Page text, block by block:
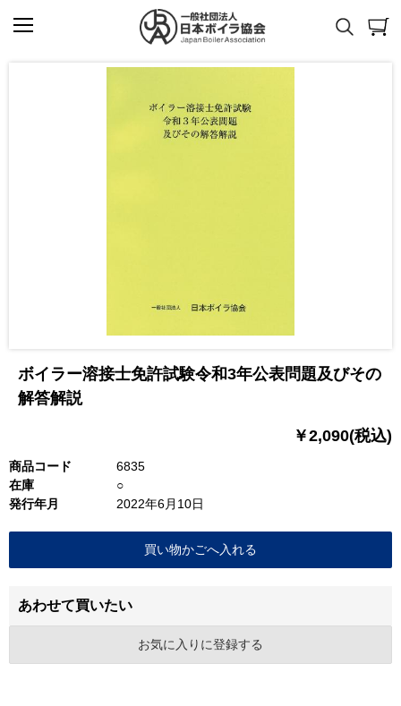
ボイラー溶接士免許試験令和3年公表問題及びその
解答解説
￥2,090(税込)
商品コード
6835
在庫
○
発行年月
2022年6月10日
あわせて買いたい
お気に入りに登録する